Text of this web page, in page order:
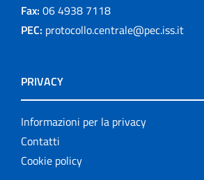
Fax: 06 4938 7118
PEC: protocollo.centrale@pec.iss.it
PRIVACY
Informazioni per la privacy
Contatti
Cookie policy